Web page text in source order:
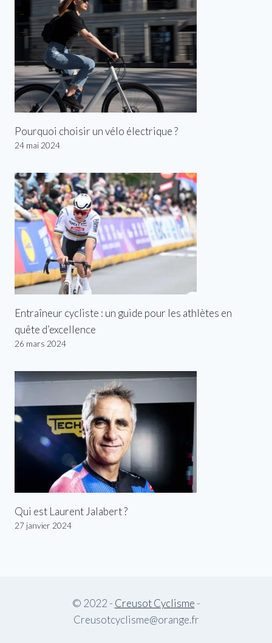
Pourquoi choisir un vélo électrique ?
24 mai 2024
Entraîneur cycliste : un guide pour les athlètes en
quête d’excellence
26 mars 2024
Qui est Laurent Jalabert ?
27 janvier 2024
© 2022 - Creusot Cyclisme -
Creusotcyclisme@orange.fr